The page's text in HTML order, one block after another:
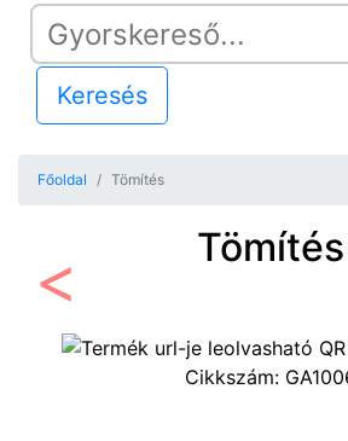
Keresés
Főoldal Tömítés
Tömítés
Előző
Cikkszám: